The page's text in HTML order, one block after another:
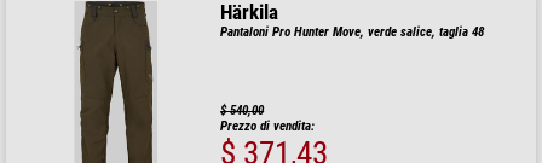
Härkila
Pantaloni Pro Hunter Move, verde salice, taglia 48
$ 540,00
Prezzo di vendita:
$ 371,43